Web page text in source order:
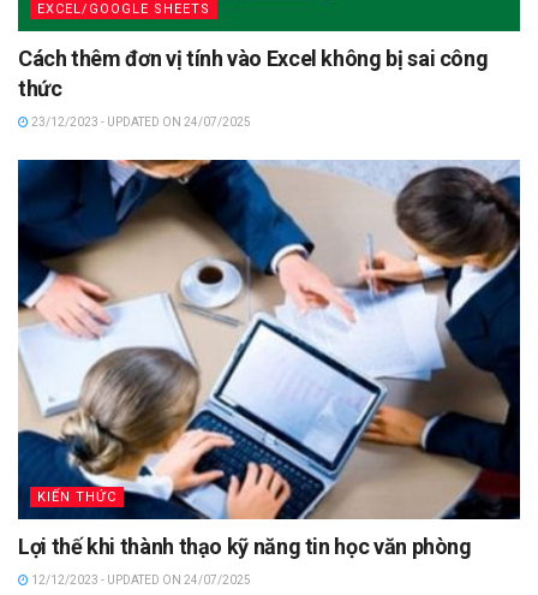
EXCEL/GOOGLE SHEETS
Cách thêm đơn vị tính vào Excel không bị sai công
thức
23/12/2023 - UPDATED ON 24/07/2025
KIẾN THỨC
Lợi thế khi thành thạo kỹ năng tin học văn phòng
12/12/2023 - UPDATED ON 24/07/2025